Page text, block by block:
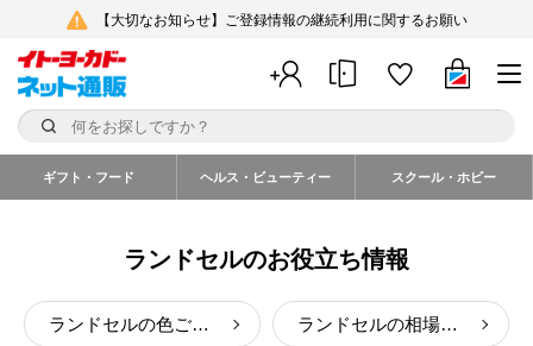
【大切なお知らせ】ご登録情報の継続利用に関するお願い
ギフト・フード ヘルス・ビューティー スクール・ホビー
ランドセルのお役立ち情報
ランドセルの色ごとの印象と選び方のポイントを紹介 ランドセルの相場はいくら？価格別の特徴をわかりやすく解説